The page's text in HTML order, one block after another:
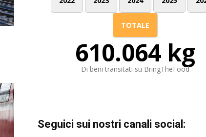
TOTALE
610.064 kg
Di beni transitati su BringTheFood
Seguici sui nostri canali social: